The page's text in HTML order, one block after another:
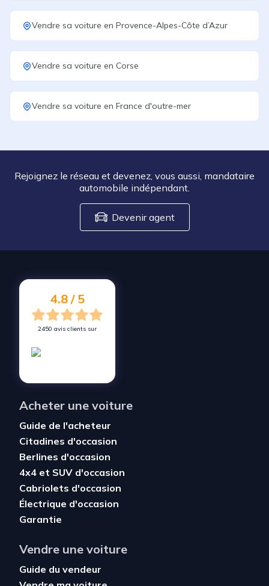
Vendre sa voiture en Provence-Alpes-Côte d’Azur
Vendre sa voiture en Corse
Vendre sa voiture en France d'outre-mer
Rejoignez le réseau et devenez, vous aussi, mandataire
automobile indépendant.
Devenir agent
4.8 / 5
2450 avis clients sur
Acheter une voiture
Guide de l'acheteur
Citadines d'occasion
Berlines d'occasion
4x4 et SUV d'occasion
Cabriolets d'occasion
Électrique d'occasion
Garantie
Vendre une voiture
Guide du vendeur